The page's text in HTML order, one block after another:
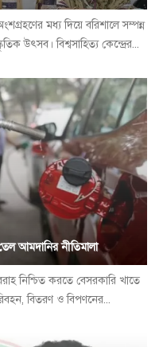
মধ্য দিয়ে বরিশালে সম্পন্ন
উৎসব। বিশ্বসাহিত্য কেন্দ্রের...
আমদানির নীতিমালা
নিশ্চিত করতে বেসরকারি খাতে
বিতরণ ও বিপণনের...